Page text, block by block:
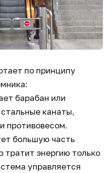
по принципу
барабан или
канаты,
противовесом.
большую часть
тратит энергию только
управляется